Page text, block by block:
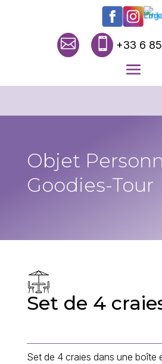
  +33 6
Objet
Goodies-Tour
Set de 4
Set de 4 craies dans une boîte